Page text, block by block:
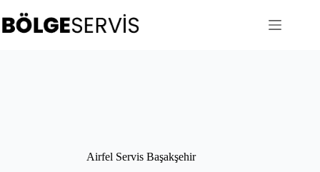
to
content
Airfel Servis Başakşehir